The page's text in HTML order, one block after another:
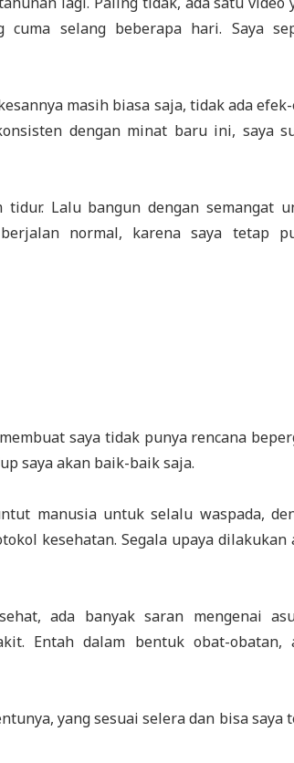
cuma selang beberapa hari. Saya
masih biasa saja, tidak ada
dengan minat baru ini, saya
Lalu bangun dengan semangat
normal, karena saya tetap
saya tidak punya rencana
saya akan baik-baik saja.
manusia untuk selalu waspada,
kesehatan. Segala upaya dilakukan
ada banyak saran mengenai
Entah dalam bentuk obat-obatan,
yang sesuai selera dan bisa saya